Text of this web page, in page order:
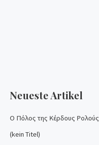
Neueste Artikel
Ο Πόλος της Κέρδους Ρολούς
(kein Titel)